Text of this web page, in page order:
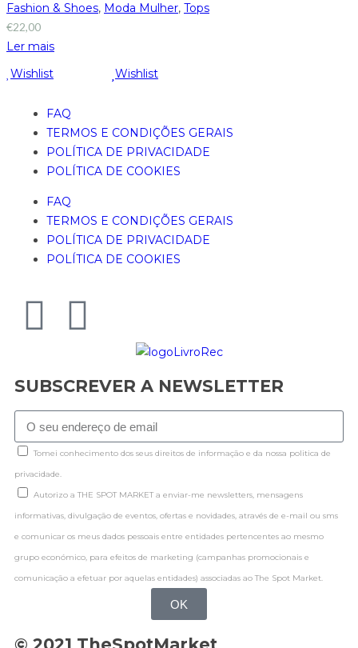
Fashion & Shoes, Moda Mulher, Tops
€22,00
Ler mais
Wishlist
Wishlist
FAQ
TERMOS E CONDIÇÕES GERAIS
POLÍTICA DE PRIVACIDADE
POLÍTICA DE COOKIES
FAQ
TERMOS E CONDIÇÕES GERAIS
POLÍTICA DE PRIVACIDADE
POLÍTICA DE COOKIES
SUBSCREVER A NEWSLETTER
Tomei conhecimento dos seus direitos de informação e da nossa politica de
privacidade.
Autorizo a THE SPOT MARKET a enviar-me newsletters, mensagens
informativas, divulgação de eventos, ofertas e novidades, através de e-mail ou sms
e comunicar os meus dados pessoais entre entidades pertencentes ao mesmo
grupo económico, para efeitos de marketing (campanhas promocionais e
comunicação a efetuar por aquelas entidades) associadas ao The Spot Market.
OK